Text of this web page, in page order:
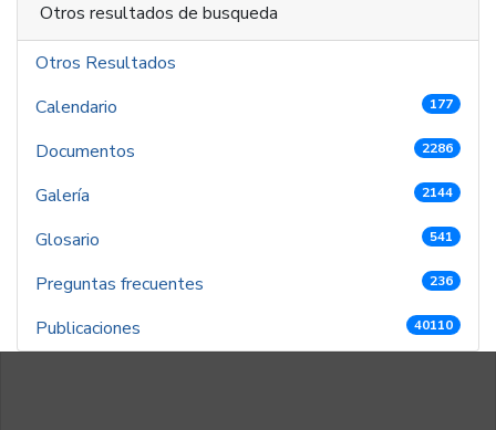
Otros resultados de busqueda
Otros Resultados
Calendario
177
Documentos 2286
Galería 2144
Glosario 541
Preguntas frecuentes 236
Publicaciones 40110